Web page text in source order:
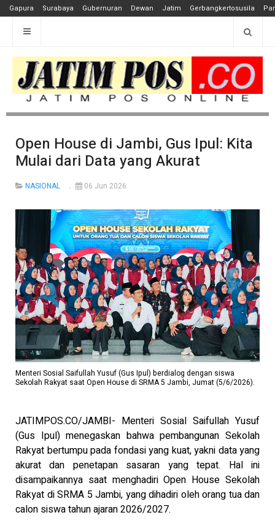
Gapura Surabaya Gubernuran Dewan Jatim Gerbangkertosusila
Open House di Jambi, Gus Ipul: Kita
Mulai dari Data yang Akurat
NASIONAL 06 Jun 2026
Menteri Sosial Saifullah Yusuf (Gus Ipul) berdialog dengan siswa
Sekolah Rakyat saat Open House di SRMA 5 Jambi, Jumat (5/6/2026).
JATIMPOS.CO/JAMBI- Menteri Sosial Saifullah Yusuf
(Gus Ipul) menegaskan bahwa pembangunan Sekolah
Rakyat bertumpu pada fondasi yang kuat, yakni data yang
akurat dan penetapan sasaran yang tepat. Hal ini
disampaikannya saat menghadiri Open House Sekolah
Rakyat di SRMA 5 Jambi, yang dihadiri oleh orang tua dan
calon siswa tahun ajaran 2026/2027.